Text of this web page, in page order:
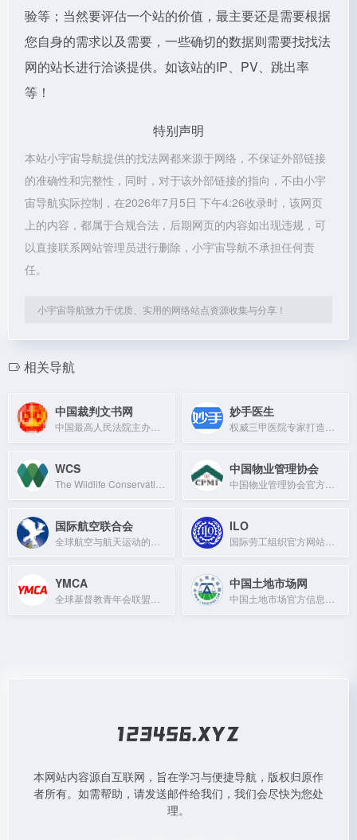
验等；当然要评估一个站的价值，最主要还是需要根据
您自身的需求以及需要，一些确切的数据则需要找找法
网的站长进行洽谈提供。如该站的IP、PV、跳出率
等！
特别声明
本站小宇宙导航提供的找法网都来源于网络，不保证外部链接
的准确性和完整性，同时，对于该外部链接的指向，不由小宇
宙导航实际控制，在2026年7月5日 下午4:26收录时，该网页
上的内容，都属于合规合法，后期网页的内容如出现违规，可
以直接联系网站管理员进行删除，小宇宙导航不承担任何责
任。
小宇宙导航致力于优质、实用的网络站点资源收集与分享！
相关导航
中国裁判文书网 妙手医生
WCS 中国物业管理协会
国际航空联合会 ILO
YMCA 中国土地市场网
本网站内容源自互联网，旨在学习与便捷导航，版权归原作
者所有。如需帮助，请发送邮件给我们，我们会尽快为您处
理。